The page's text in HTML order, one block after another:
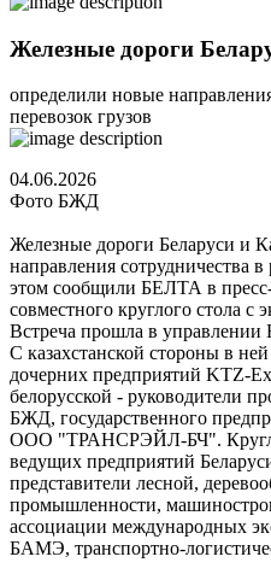
Железные дороги
определили новые
перевозок грузов
04.06.2026
Фото БЖД
Железные дороги Беларуси и
направления сотрудничества
этом сообщили БЕЛТА в
совместного круглого стола с
Встреча прошла в управлении
С казахстанской стороны в
дочерних предприятий KTZ-
белорусской - руководители
БЖД, государственного
ООО "ТРАНСРЭЙЛ-БЧ".
ведущих предприятий
представители лесной,
промышленности,
ассоциации международных
БАМЭ, транспортно-